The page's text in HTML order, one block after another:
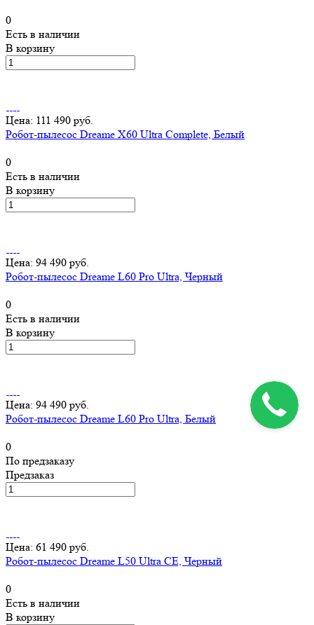
0
Есть в наличии
В корзину
Цена: 111 490 руб.
Робот-пылесос Dreame X60 Ultra Complete, Белый
0
Есть в наличии
В корзину
Цена: 94 490 руб.
Робот-пылесос Dreame L60 Pro Ultra, Черный
0
Есть в наличии
В корзину
Цена: 94 490 руб.
Робот-пылесос Dreame L60 Pro Ultra, Белый
0
По предзаказу
Предзаказ
Цена: 61 490 руб.
Робот-пылесос Dreame L50 Ultra CE, Черный
0
Есть в наличии
В корзину